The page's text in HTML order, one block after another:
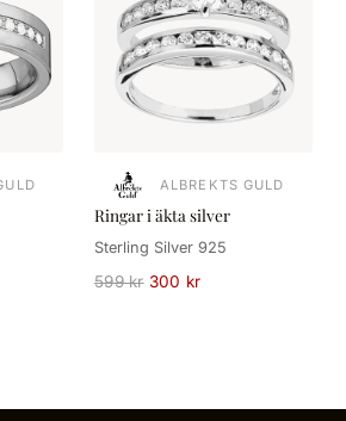
ALBREKTS GULD
Ringar i äkta silver
Sterling Silver 925
599 kr 300 kr